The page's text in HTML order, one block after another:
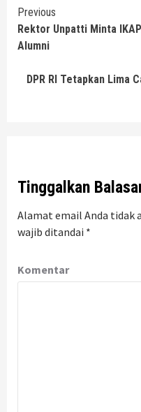
Continue
Reading
Previous
Rektor Unpatti Minta
Alumni
DPR RI Tetapkan Lima
Tinggalkan
Alamat email Anda tidak
wajib ditandai *
Komentar